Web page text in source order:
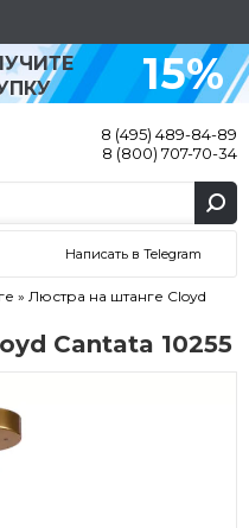
15%
8 (495) 489-84-89
8 (800) 707-70-34
Написать в Telegram
» Люстра на штанге Cloyd
Cantata 10255